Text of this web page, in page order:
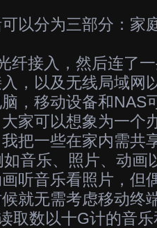
以分为三部分：家
纤接入，然后连了
，以及无线局域网
，移动设备和NAS
家可以想象为一个
把一些在家内需共
音乐、照片、动画
听音乐看照片，但
就无需考虑移动终
取数以十G计的音